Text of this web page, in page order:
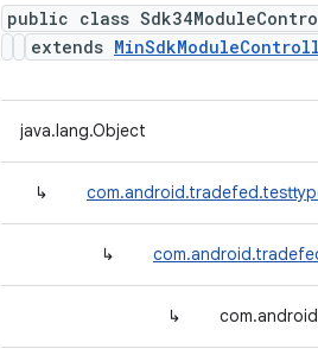
public class
extends
java.lang.Object
↳
↳
↳